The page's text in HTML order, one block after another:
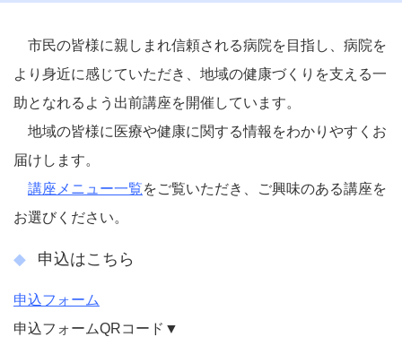
市民の皆様に親しまれ信頼される病院を目指し、病院を
より身近に感じていただき、地域の健康づくりを支える一
助となれるよう出前講座を開催しています。
地域の皆様に医療や健康に関する情報をわかりやすくお
届けします。
講座メニュー一覧をご覧いただき、ご興味のある講座を
お選びください。
申込はこちら
申込フォーム
申込フォームQRコード▼